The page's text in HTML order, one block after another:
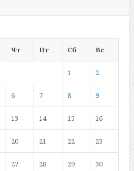
Чт Пт Сб Вс
1 2
6 7 8 9
13 14 15 16
20 21 22 23
27 28 29 30